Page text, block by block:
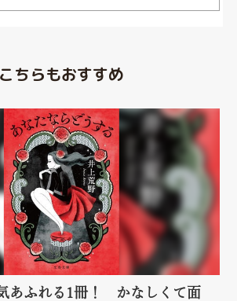
こちらもおすすめ
あふれる1冊！ かなしくて面